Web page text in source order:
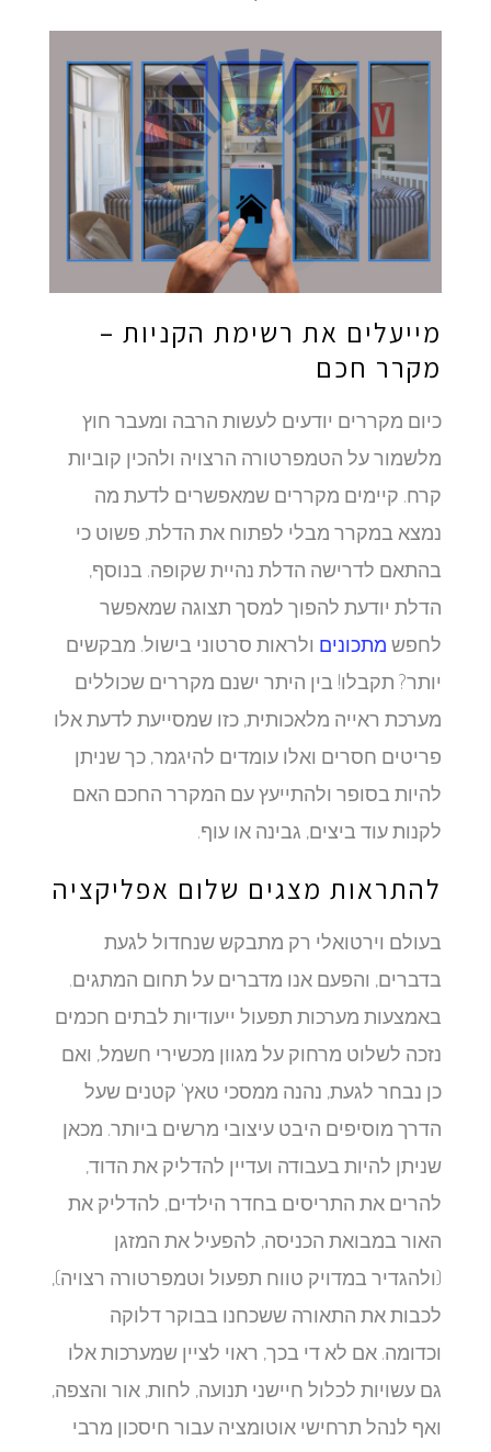
מייעלים את רשימת הקניות –
מקרר חכם
כיום מקררים יודעים לעשות הרבה ומעבר חוץ
מלשמור על הטמפרטורה הרצויה ולהכין קוביות
קרח. קיימים מקררים שמאפשרים לדעת מה
נמצא במקרר מבלי לפתוח את הדלת, פשוט כי
בהתאם לדרישה הדלת נהיית שקופה. בנוסף,
הדלת יודעת להפוך למסך תצוגה שמאפשר
לחפשמתכוניםולראות סרטוני בישול. מבקשים
יותר? תקבלו! בין היתר ישנם מקררים שכוללים
מערכת ראייה מלאכותית, כזו שמסייעת לדעת אלו
פריטים חסרים ואלו עומדים להיגמר, כך שניתן
להיות בסופר ולהתייעץ עם המקרר החכם האם
לקנות עוד ביצים, גבינה או עוף.
להתראות מצגים שלום אפליקציה
בעולם וירטואלי רק מתבקש שנחדול לגעת
בדברים, והפעם אנו מדברים על תחום המתגים.
באמצעות מערכות תפעול ייעודיות לבתים חכמים
נזכה לשלוט מרחוק על מגוון מכשירי חשמל, ואם
כן נבחר לגעת, נהנה ממסכי טאץ' קטנים שעל
הדרך מוסיפים היבט עיצובי מרשים ביותר. מכאן
שניתן להיות בעבודה ועדיין להדליק את הדוד,
להרים את התריסים בחדר הילדים, להדליק את
האור במבואת הכניסה, להפעיל את המזגן
(ולהגדיר במדויק טווח תפעול וטמפרטורה רצויה),
לכבות את התאורה ששכחנו בבוקר דלוקה
וכדומה. אם לא די בכך, ראוי לציין שמערכות אלו
גם עשויות לכלול חיישני תנועה, לחות, אור והצפה,
ואף לנהל תרחישי אוטומציה עבור חיסכון מרבי